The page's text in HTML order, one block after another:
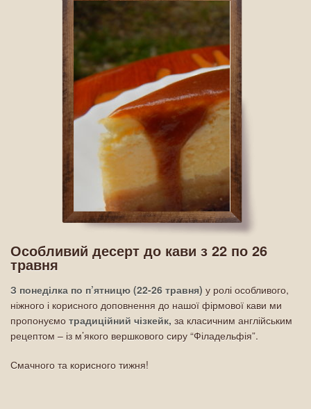
Особливий десерт до кави з 22 по 26
травня
З понеділка по п’ятницю (22-26 травня) у ролі особливого,
ніжного і корисного доповнення до нашої фірмової кави ми
пропонуємо традиційний чізкейк, за класичним англійським
рецептом – із м’якого вершкового сиру “Філадельфія”.
Смачного та корисного тижня!